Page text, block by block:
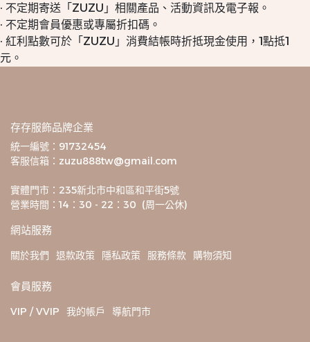
· 不定期寄送「ZUZU」相關產品、活動資訊及電子報。
· 不定期會員優惠或專屬折扣碼。
· 紅利點數可於「ZUZU」消費結帳時折抵現金使用，1點抵1
元。
存存服飾品牌企業
統一編號：91732454
客服信箱：zuzu888tw@gmail.com
實體門市：235新北市中和區和平街5號
營業時間：14：30 - 22：30  (周一公休)
網站服務
關於我們 退款政策 隱私政策 服務條款 購物須知
會員服務
VIP / VVIP 我的帳戶 導航門市